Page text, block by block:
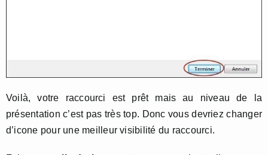
Voilà, votre raccourci est prêt mais au niveau de la
présentation c’est pas très top. Donc vous devriez changer
d’icone pour une meilleur visibilité du raccourci.